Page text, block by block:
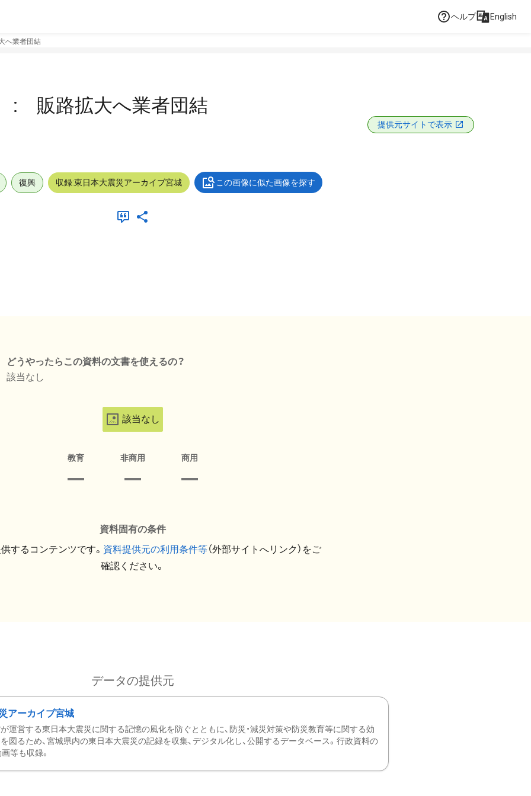
ヘルプ English
へ業者団結
: 販路拡大へ業者団結
提供元サイトで表示
復興 収録:東日本大震災アーカイブ宮城 この画像に似た画像を探す
どうやったらこの資料の文書を使えるの？
該当なし
該当なし
教育 非商用 商用
資料固有の条件
するコンテンツです。 資料提供元の利用条件等（外部サイトへリンク）をご
確認ください。
データの提供元
アーカイブ宮城
運営する東日本大震災に関する記憶の風化を防ぐとともに、防災・減災対策や防災教育等に関する効
図るため、宮城県内の東日本大震災の記録を収集、デジタル化し、公開するデータベース。行政資料の
等も収録。